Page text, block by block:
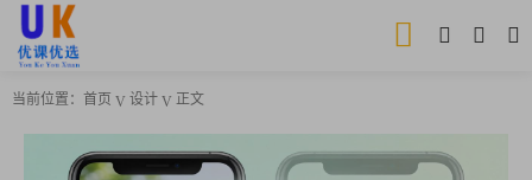
当前位置： 首页 设计 正文